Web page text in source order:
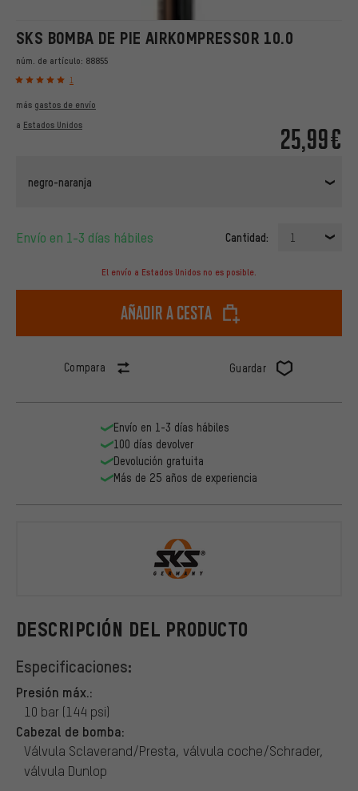
SKS BOMBA DE PIE AIRKOMPRESSOR 10.0
núm. de artículo: 88855
1
25,99€
más gastos de envío
a Estados Unidos
negro-naranja
Envío en 1-3 días hábiles Cantidad: 1
El envío a Estados Unidos no es posible.
Añadir a cesta
Compara Guardar
DESCRIPCIÓN DEL PRODUCTO
Especificaciones:
Presión máx.:
10 bar (144 psi)
Cabezal de bomba:
Válvula Sclaverand/Presta, válvula coche/Schrader,
válvula Dunlop
Envío en 1-3 días hábiles
100 días devolver
Devolución gratuita
Más de 25 años de experiencia